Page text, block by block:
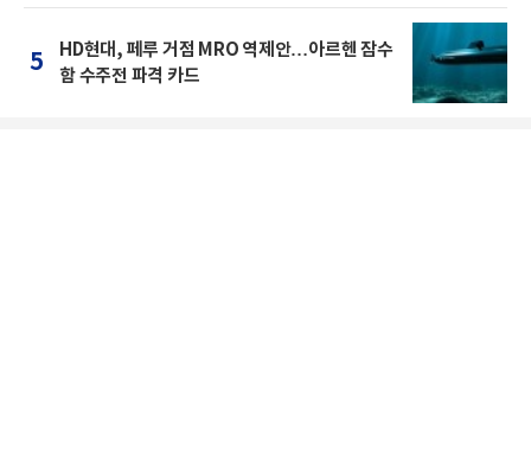
5
HD현대, 페루 거점 MRO 역제안…아르헨 잠수
함 수주전 파격 카드